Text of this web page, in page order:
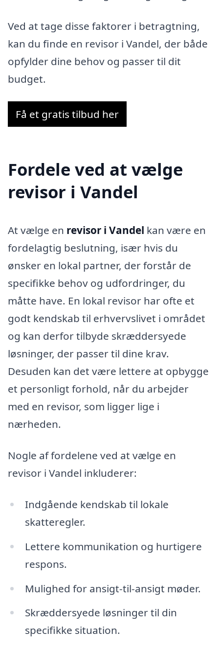
Ved at tage disse faktorer i betragtning,
kan du finde en revisor i Vandel, der både
opfylder dine behov og passer til dit
budget.
Få et gratis tilbud her
Fordele ved at vælge
revisor i Vandel
At vælge en revisor i Vandel kan være en
fordelagtig beslutning, især hvis du
ønsker en lokal partner, der forstår de
specifikke behov og udfordringer, du
måtte have. En lokal revisor har ofte et
godt kendskab til erhvervslivet i området
og kan derfor tilbyde skræddersyede
løsninger, der passer til dine krav.
Desuden kan det være lettere at opbygge
et personligt forhold, når du arbejder
med en revisor, som ligger lige i
nærheden.
Nogle af fordelene ved at vælge en
revisor i Vandel inkluderer:
Indgående kendskab til lokale
skatteregler.
Lettere kommunikation og hurtigere
respons.
Mulighed for ansigt-til-ansigt møder.
Skræddersyede løsninger til din
specifikke situation.